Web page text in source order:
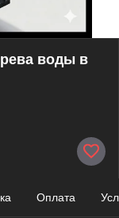
воды в
Оплата